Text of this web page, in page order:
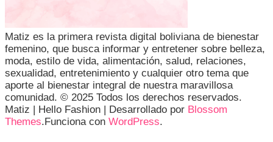
Matiz es la primera revista digital boliviana de bienestar
femenino, que busca informar y entretener sobre belleza,
moda, estilo de vida, alimentación, salud, relaciones,
sexualidad, entretenimiento y cualquier otro tema que
aporte al bienestar integral de nuestra maravillosa
comunidad. © 2025 Todos los derechos reservados.
Matiz | Hello Fashion | Desarrollado por Blossom
Themes.Funciona con WordPress.